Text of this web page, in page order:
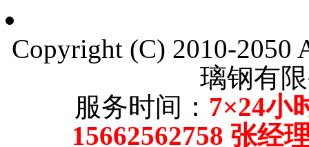
Copyright (C) 2010-2050
璃钢有
服务时间： 7×24小
15662562758 张